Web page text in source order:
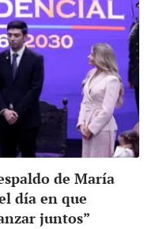
de María
día en que
juntos”